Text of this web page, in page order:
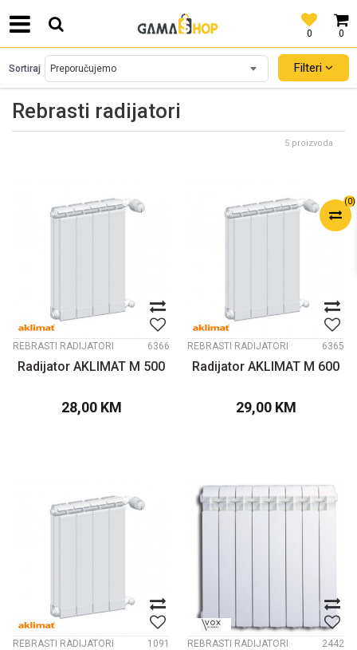
0
0
SIGURNO PLAĆANJE PLATNIM KARTICAMA!
(0)
Rebrasti radijatori
Sortiraj Filteri
5 proizvoda
REBRASTI RADIJATORI 6366
Radijator AKLIMAT M 500
28,00 KM
REBRASTI RADIJATORI 6365
Radijator AKLIMAT M 600
29,00 KM
REBRASTI RADIJATORI 1091 REBRASTI RADIJATORI 2442